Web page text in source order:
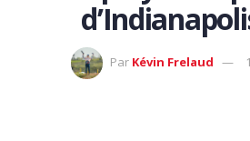
Par Kévin Frelaud